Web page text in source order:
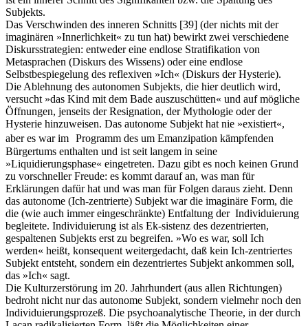
Subjekts.
Das Verschwinden des inneren Schnitts [39] (der nichts mit der
imaginären »Innerlichkeit« zu tun hat) bewirkt zwei verschiedene
Diskursstrategien: entweder eine endlose Stratifikation von
Metasprachen (Diskurs des Wissens) oder eine endlose
Selbstbespiegelung des reflexiven »Ich« (Diskurs der Hysterie).
Die Ablehnung des autonomen Subjekts, die hier deutlich wird,
versucht »das Kind mit dem Bade auszuschütten« und auf mögliche
Öffnungen, jenseits der Resignation, der Mythologie oder der
Hysterie hinzuweisen. Das autonome Subjekt hat nie »existiert«,
aber es war im Programm des um Emanzipation kämpfenden
Bürgertums enthalten und ist seit langem in seine
»Liquidierungsphase« eingetreten. Dazu gibt es noch keinen Grund
zu vorschneller Freude: es kommt darauf an, was man für
Erklärungen dafür hat und was man für Folgen daraus zieht. Denn
das autonome (Ich-zentrierte) Subjekt war die imaginäre Form, die
die (wie auch immer eingeschränkte) Entfaltung der Individuierung
begleitete. Individuierung ist als Ek-sistenz des dezentrierten,
gespaltenen Subjekts erst zu begreifen. »Wo es war, soll Ich
werden« heißt, konsequent weitergedacht, daß kein Ich-zentriertes
Subjekt entsteht, sondern ein dezentriertes Subjekt ankommen soll,
das »Ich« sagt.
Die Kulturzerstörung im 20. Jahrhundert (aus allen Richtungen)
bedroht nicht nur das autonome Subjekt, sondern vielmehr noch den
Individuierungsprozeß. Die psychoanalytische Theorie, in der durch